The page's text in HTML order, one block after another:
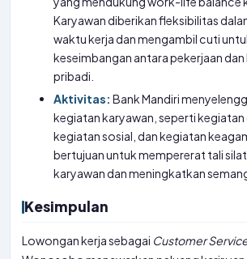
Karyawan diberikan fleksibilitas
waktu kerja dan mengambil cuti
keseimbangan antara pekerjaan
pribadi.
Aktivitas: Bank Mandiri
kegiatan karyawan, seperti kegiatan
kegiatan sosial, dan kegiatan
bertujuan untuk mempererat tali
karyawan dan meningkatkan
Kesimpulan
Lowongan kerja sebagai Customer